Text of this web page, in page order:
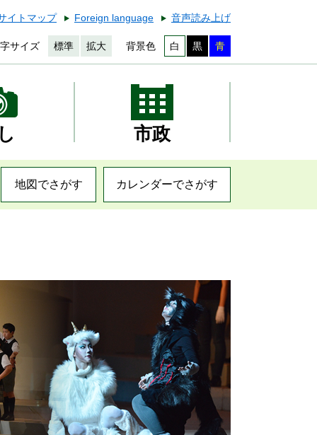
イトマップ Foreign language 音声読み上げ
サイズ 標準 拡大 背景色 白 黒 青
市政
地図でさがす カレンダーでさがす